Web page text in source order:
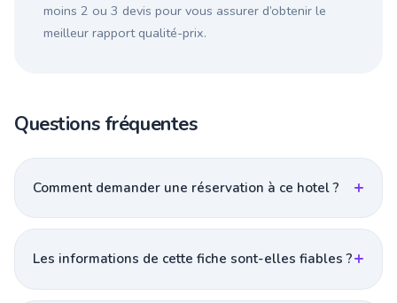
moins 2 ou 3 devis pour vous assurer d’obtenir le
meilleur rapport qualité-prix.
Questions fréquentes
Comment demander une réservation à ce hotel ?
Les informations de cette fiche sont-elles fiables ?